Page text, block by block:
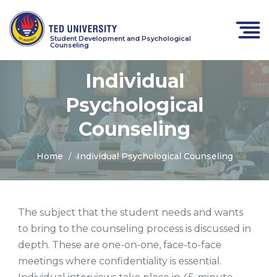
Student Development and Psychological
Counseling
Individual
Psychological
Counseling
Home Individual Psychological Counseling
The subject that the student needs and wants
to bring to the counseling process is discussed in
depth. These are one-on-one, face-to-face
meetings where confidentiality is essential.